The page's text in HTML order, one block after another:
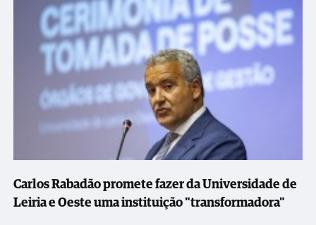
Carlos Rabadão promete fazer da Universidade de
Leiria e Oeste uma instituição "transformadora"